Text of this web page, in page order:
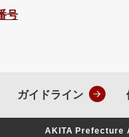
号
ガイドライン
AKITA Prefecture